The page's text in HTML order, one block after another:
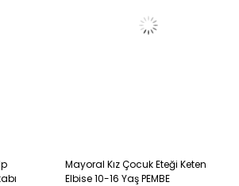
Mayoral Kız Çocuk Eteği Keten
Elbise 10-16 Yaş PEMBE